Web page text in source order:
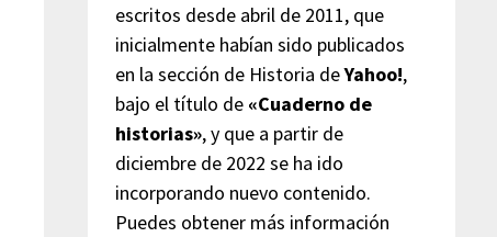
escritos desde abril de 2011, que
inicialmente habían sido publicados
en la sección de Historia deYahoo!,
bajo el título de «Cuaderno de
historias», y que a partir de
diciembre de 2022 se ha ido
incorporando nuevo contenido.
Puedes obtener más información